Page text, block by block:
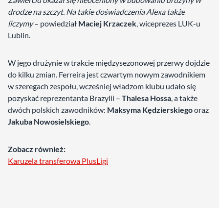
drodze na szczyt. Na takie doświadczenia Alexa także
liczymy– powiedział Maciej Krzaczek, wiceprezes LUK-u
Lublin.
W jego drużynie w trakcie międzysezonowej przerwy dojdzie
do kilku zmian. Ferreira jest czwartym nowym zawodnikiem
w szeregach zespołu, wcześniej władzom klubu udało się
pozyskać reprezentanta Brazylii – Thalesa Hossa, a także
dwóch polskich zawodników: Maksyma Kędzierskiegooraz
Jakuba Nowosielskiego.
Zobacz również:
Karuzela transferowa PlusLigi